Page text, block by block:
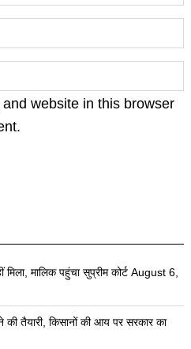
website in this browser
मालिक पहुंचा सुप्रीम कोर्ट August 6,
की तैयारी, किसानों की आय पर सरकार का